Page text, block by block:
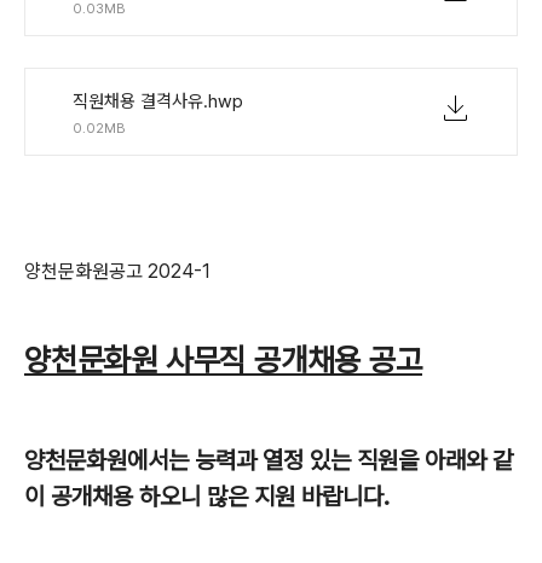
0.03MB
직원채용 결격사유.hwp
0.02MB
양천문화원공고 2024-1
양천문화원 사무직 공개채용 공고
양천문화원에서는 능력과 열정 있는 직원을 아래와 같
이 공개채용 하오니 많은 지원 바랍니다.